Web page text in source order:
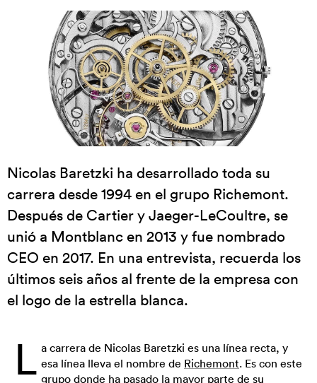
Nicolas Baretzki ha desarrollado toda su
carrera desde 1994 en el grupo Richemont.
Después de Cartier y Jaeger-LeCoultre, se
unió a Montblanc en 2013 y fue nombrado
CEO en 2017. En una entrevista, recuerda los
últimos seis años al frente de la empresa con
el logo de la estrella blanca.
L a carrera de Nicolas Baretzki es una línea recta, y
esa línea lleva el nombre de Richemont. Es con este
grupo donde ha pasado la mayor parte de su